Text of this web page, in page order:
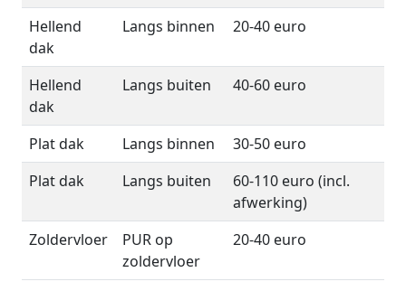
Hellend
dak
Langs binnen 20-40 euro
Hellend
dak
Langs buiten 40-60 euro
Plat dak Langs binnen
30-50 euro
Plat dak
Langs buiten
60-110 euro (incl.
afwerking)
Zoldervloer
PUR op
zoldervloer
20-40 euro